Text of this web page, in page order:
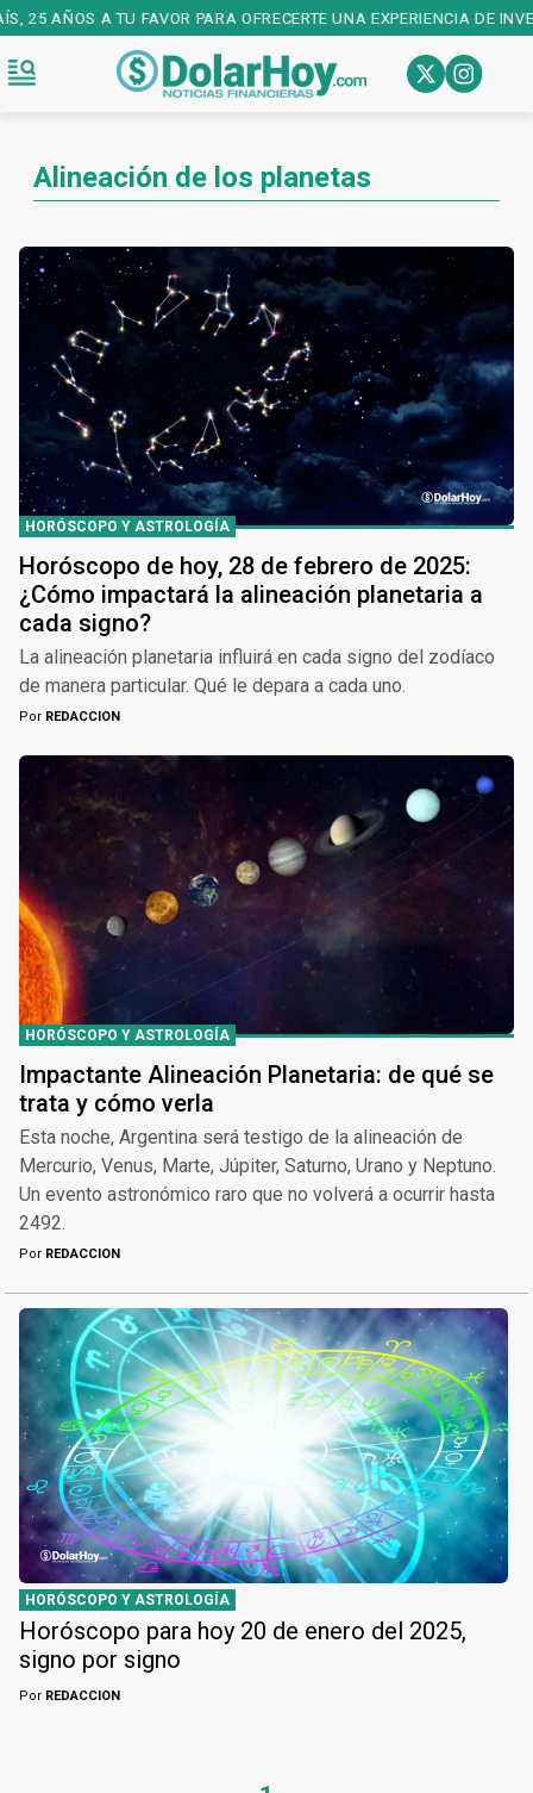
AÑOS A TU FAVOR PARA OFRECERTE UNA EXPERIENCIA DE
Alineación de los planetas
HORÓSCOPO Y ASTROLOGÍA
Horóscopo de hoy, 28 de febrero de 2025:
¿Cómo impactará la alineación planetaria a
cada signo?
La alineación planetaria influirá en cada signo del zodíaco
de manera particular. Qué le depara a cada uno.
Por REDACCION
HORÓSCOPO Y ASTROLOGÍA
Impactante Alineación Planetaria: de qué se
trata y cómo verla
Esta noche, Argentina será testigo de la alineación de
Mercurio, Venus, Marte, Júpiter, Saturno, Urano y Neptuno.
Un evento astronómico raro que no volverá a ocurrir hasta
2492.
Por REDACCION
HORÓSCOPO Y ASTROLOGÍA
Horóscopo para hoy 20 de enero del 2025,
signo por signo
Por REDACCION